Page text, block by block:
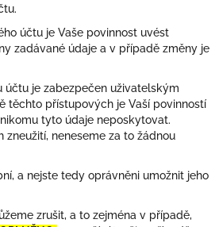
účtu je Vaše povinnost uvést
zadávané údaje a v případě změny je
účtu je zabezpečen uživatelským
těchto přístupových je Vaší povinností
tyto údaje neposkytovat.
zneužití, neneseme za to žádnou
a nejste tedy oprávněni umožnit jeho
zrušit, a to zejména v případě,